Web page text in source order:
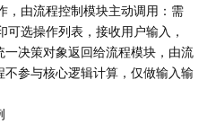
，由流程控制模块主动调用：需
选操作列表，接收用户输入，
决策对象返回给流程模块，由流
参与核心逻辑计算，仅做输入输